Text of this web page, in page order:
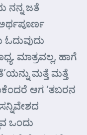
ನನ್ನ ಜತೆ
ಅರ್ಥಪೂರ್ಣ
ಮಾತ್ರವಲ್ಲ, ಹಾಗೆ
ಮತ್ತೆ ಮತ್ತೆ
ಆಗ ‘ತಬರನ
ಒಂದು